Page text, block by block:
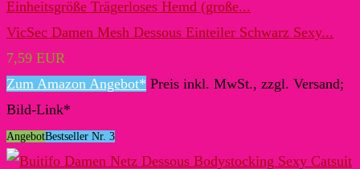
VicSec Damen Mesh Dessous Einteiler Schwarz Sexy...
7,59 EUR
Zum Amazon Angebot* Preis inkl. MwSt., zzgl. Versand;
Bild-Link*
AngebotBestseller Nr. 3